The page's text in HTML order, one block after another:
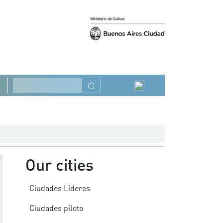
Our cities
Ciudades Líderes
Ciudades piloto